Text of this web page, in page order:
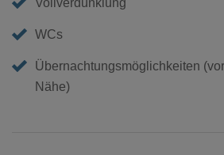
WCs
Übernachtungsmöglichkeiten
Nähe)